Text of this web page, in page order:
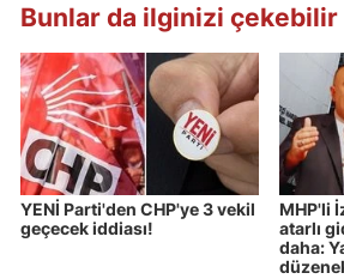
Bunlar da ilginizi çekebilir
YENİ Parti'den CHP'ye 3 vekil
geçecek iddiası!
MHP'li
atarlı
daha: